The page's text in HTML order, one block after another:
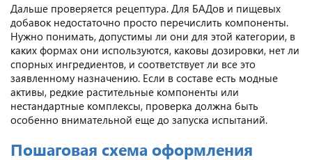
Дальше проверяется рецептура. Для БАДов и пищевых
добавок недостаточно просто перечислить компоненты.
Нужно понимать, допустимы ли они для этой категории, в
каких формах они используются, каковы дозировки, нет ли
спорных ингредиентов, и соответствует ли все это
заявленному назначению. Если в составе есть модные
активы, редкие растительные компоненты или
нестандартные комплексы, проверка должна быть
особенно внимательной еще до запуска испытаний.
Пошаговая схема оформления